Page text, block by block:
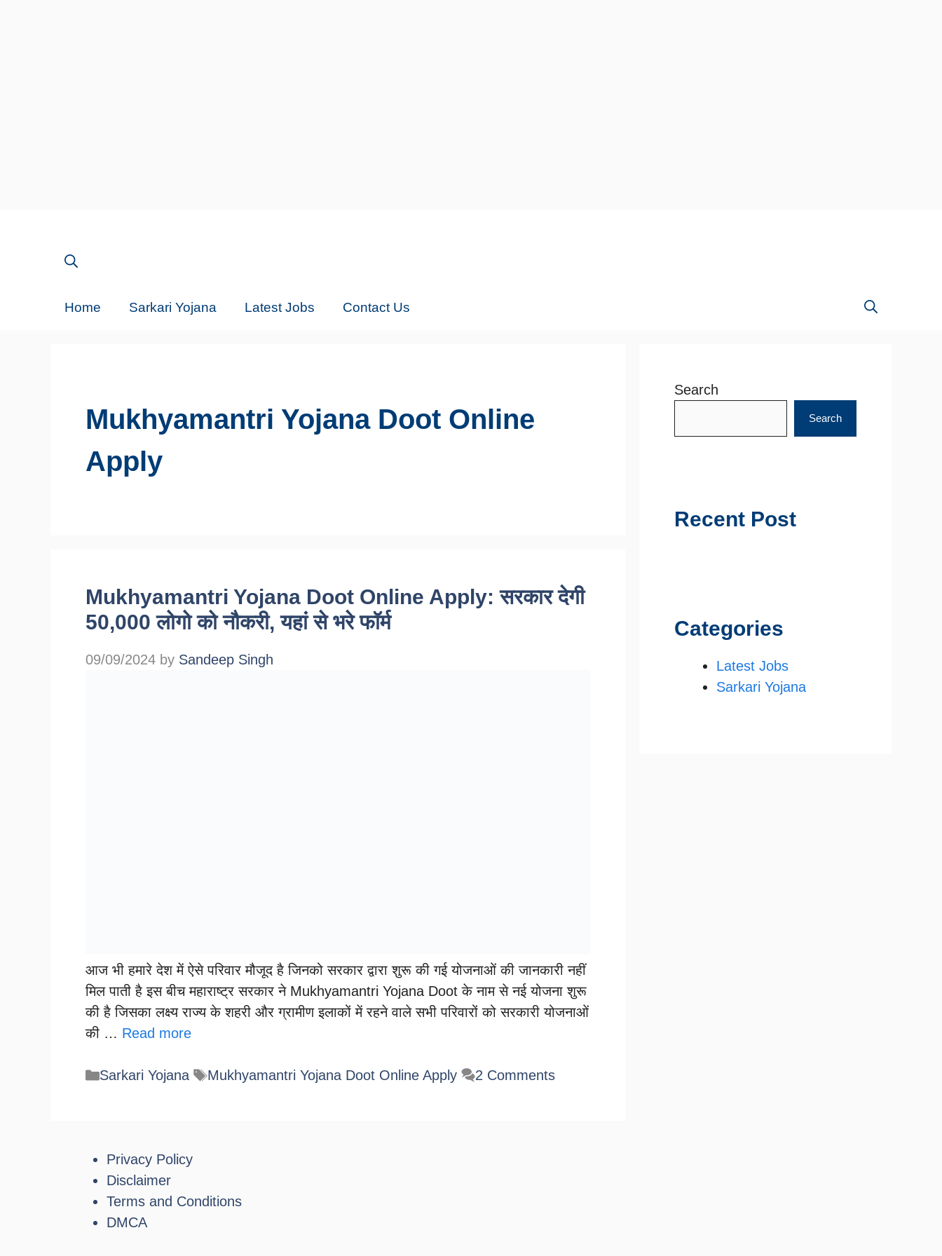
Home Sarkari Yojana Latest Jobs Contact Us
Mukhyamantri Yojana Doot Online
Apply
Mukhyamantri Yojana Doot Online Apply: सरकार देगी
50,000 लोगो को नौकरी, यहां से भरे फॉर्म
09/09/2024 by Sandeep Singh
आज भी हमारे देश में ऐसे परिवार मौजूद है जिनको सरकार द्वारा शुरू की गई योजनाओं की जानकारी नहीं
मिल पाती है इस बीच महाराष्ट्र सरकार ने Mukhyamantri Yojana Doot के नाम से नई योजना शुरू
की है जिसका लक्ष्य राज्य के शहरी और ग्रामीण इलाकों में रहने वाले सभी परिवारों को सरकारी योजनाओं
की … Read more
Categories
Sarkari Yojana Tags
Mukhyamantri Yojana Doot Online Apply 2 Comments
Search
Search
Recent Post
Categories
Latest Jobs
Sarkari Yojana
Privacy Policy
Disclaimer
Terms and Conditions
DMCA